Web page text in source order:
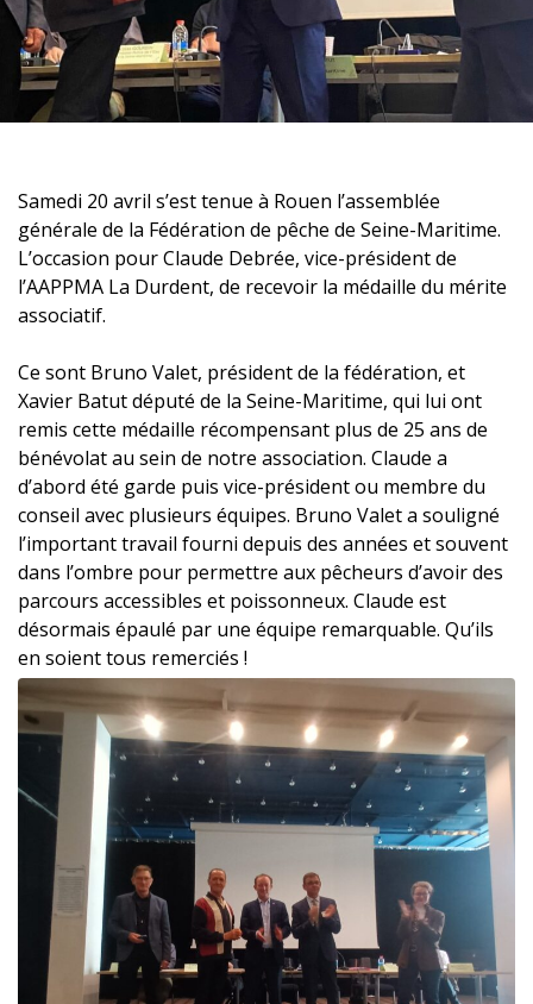
Samedi 20 avril s’est tenue à Rouen l’assemblée
générale de la Fédération de pêche de Seine-Maritime.
L’occasion pour Claude Debrée, vice-président de
l’AAPPMA La Durdent, de recevoir la médaille du mérite
associatif.
Ce sont Bruno Valet, président de la fédération, et
Xavier Batut député de la Seine-Maritime, qui lui ont
remis cette médaille récompensant plus de 25 ans de
bénévolat au sein de notre association. Claude a
d’abord été garde puis vice-président ou membre du
conseil avec plusieurs équipes. Bruno Valet a souligné
l’important travail fourni depuis des années et souvent
dans l’ombre pour permettre aux pêcheurs d’avoir des
parcours accessibles et poissonneux. Claude est
désormais épaulé par une équipe remarquable. Qu’ils
en soient tous remerciés !